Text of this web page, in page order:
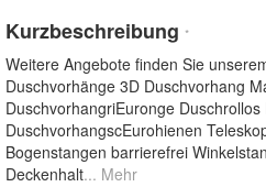
Kurzbeschreibung *
Weitere Angebote finden Sie
Duschvorhänge 3D Duschvorhang
DuschvorhangriEuronge
DuschvorhangscEurohienen
Bogenstangen barrierefrei
Deckenhalt... Mehr